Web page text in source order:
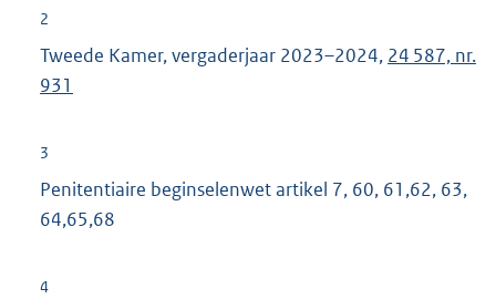
2
Tweede Kamer, vergaderjaar 2023–2024, 24 587, nr.
931
3
Penitentiaire beginselenwet artikel 7, 60, 61,62, 63,
64,65,68
4